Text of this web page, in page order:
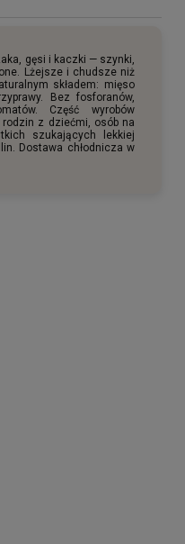
gęsi i kaczki — szynki,
Lżejsze i chudsze niż
składem: mięso
Bez fosforanów,
Część wyrobów
rodzin z dziećmi, osób na
szukających lekkiej
Dostawa chłodnicza w